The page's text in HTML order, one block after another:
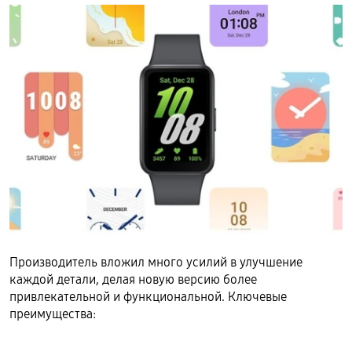
Производитель вложил много усилий в улучшение
каждой детали, делая новую версию более
привлекательной и функциональной. Ключевые
преимущества: